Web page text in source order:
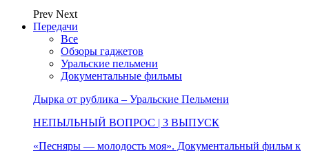
Prev Next
Передачи
Все
Обзоры гаджетов
Уральские пельмени
Документальные фильмы
Дырка от рублика – Уральские Пельмени
НЕПЫЛЬНЫЙ ВОПРОС | 3 ВЫПУСК
«Песняры — молодость моя». Документальный фильм к